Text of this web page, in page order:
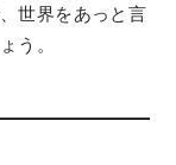
世界をあっと言
う。